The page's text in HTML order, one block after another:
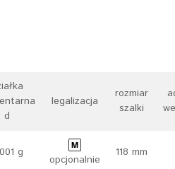
d
legalizacja
rozmiar
szalki
g
opcjonalnie
118 mm